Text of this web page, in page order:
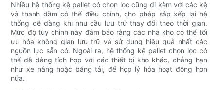
Nhiều hệ thống kệ pallet có chọn lọc cũng đi kèm với các kệ
và thanh dầm có thể điều chỉnh, cho phép sắp xếp lại hệ
thống dễ dàng khi nhu cầu lưu trữ thay đổi theo thời gian.
Mức độ tùy chỉnh này đảm bảo rằng các nhà kho có thể tối
ưu hóa không gian lưu trữ và sử dụng hiệu quả nhất các
nguồn lực sẵn có. Ngoài ra, hệ thống kệ pallet chọn lọc có
thể dễ dàng tích hợp với các thiết bị kho khác, chẳng hạn
như xe nâng hoặc băng tải, để hợp lý hóa hoạt động hơn
nữa.